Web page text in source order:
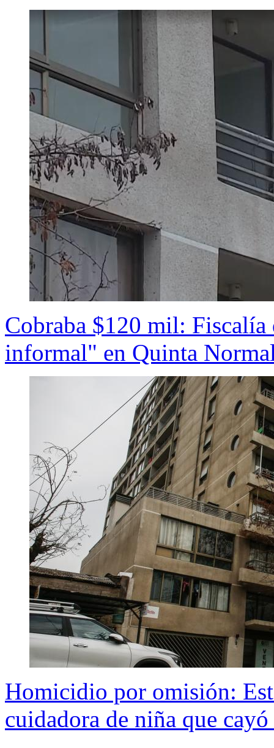
Cobraba $120 mil: Fiscalía
informal" en Quinta
Homicidio por omisión:
cuidadora de niña que